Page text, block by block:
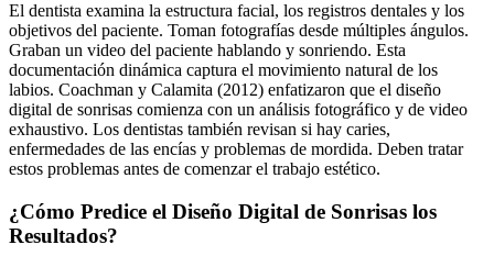
El dentista examina la estructura facial, los registros dentales y los
objetivos del paciente. Toman fotografías desde múltiples ángulos.
Graban un video del paciente hablando y sonriendo. Esta
documentación dinámica captura el movimiento natural de los
labios. Coachman y Calamita (2012) enfatizaron que el diseño
digital de sonrisas comienza con un análisis fotográfico y de video
exhaustivo. Los dentistas también revisan si hay caries,
enfermedades de las encías y problemas de mordida. Deben tratar
estos problemas antes de comenzar el trabajo estético.
¿Cómo Predice el Diseño Digital de Sonrisas los
Resultados?